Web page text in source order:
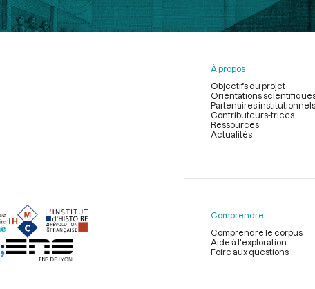
page
À propos
Objectifs du projet
Orientations
Partenaires institutionnels
Contributeurs-trices
Ressources
Actualités
Comprendre
Comprendre le corpus
Aide à l'exploration
Foire aux questions